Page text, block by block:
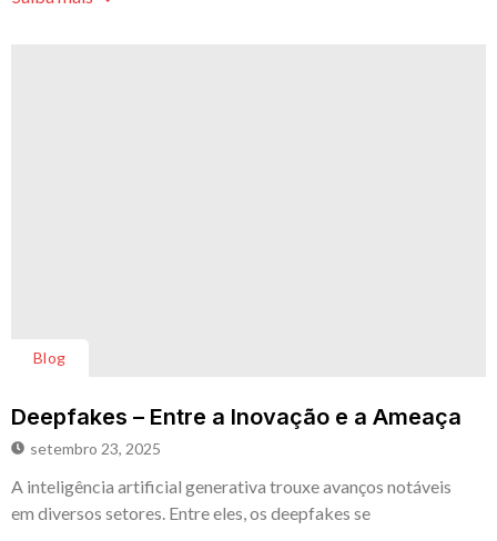
Blog
Deepfakes – Entre a Inovação e a Ameaça
setembro 23, 2025
A inteligência artificial generativa trouxe avanços notáveis
em diversos setores. Entre eles, os deepfakes se